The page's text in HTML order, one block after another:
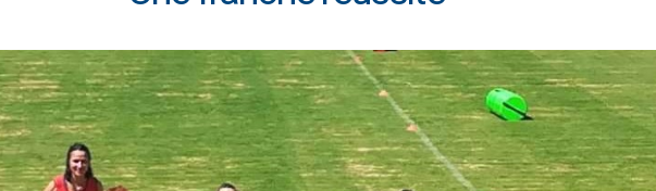
Fédérale 2 et Fédérale B: de
et un nouveau venu
un programme de
1 juin 2026
Bilan des seniors garçons par Philippe
Buffevant dans Le Progrès
6 mai 2026
Les adversaires en Fédérale 2 et
vieilles connaissances et un
6 juillet 2026
Groupe senior: tout un